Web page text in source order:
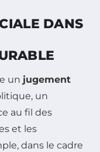
DANS
un jugement
un
au fil des
et les
dans le cadre